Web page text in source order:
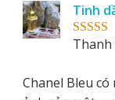
Rated 5
Tinh
Thanh
Chanel Bleu